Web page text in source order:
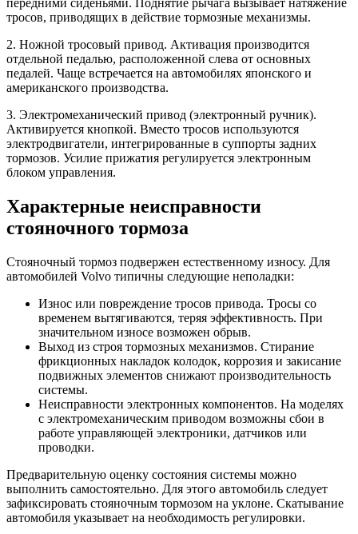
Замена свечей накаливания на дизеле Вольво
Замена сальника распредвала Вольво
Замена сальника привода Вольво
Замена ремня ГРМ Вольво
Замена распредвала автомобиля Вольво
Замена радиатора системы охлаждения Вольво
Замена прокладок свечных колодцев Вольво
Замена прокладки клапанной крышки Вольво
Замена поршневых колец двигателя Вольво
Замена поршневой группы автомобиля Вольво
Замена подушек двигателя Вольво
Замена поддона картера двигателя Вольво
Замена переднего сальника коленвала Вольво
Замена опор (подушек) двигателя Вольво
Замена ремня ГРМ Вольво
передними сиденьями. Поднятие рычага вызывает натяжение
тросов, приводящих в действие тормозные механизмы.
2. Ножной тросовый привод. Активация производится
отдельной педалью, расположенной слева от основных
педалей. Чаще встречается на автомобилях японского и
американского производства.
3. Электромеханический привод (электронный ручник).
Активируется кнопкой. Вместо тросов используются
электродвигатели, интегрированные в суппорты задних
тормозов. Усилие прижатия регулируется электронным
блоком управления.
Характерные неисправности
стояночного тормоза
Стояночный тормоз подвержен естественному износу. Для
автомобилей Volvo типичны следующие неполадки:
Износ или повреждение тросов привода. Тросы со
временем вытягиваются, теряя эффективность. При
значительном износе возможен обрыв.
Выход из строя тормозных механизмов. Стирание
фрикционных накладок колодок, коррозия и закисание
подвижных элементов снижают производительность
системы.
Неисправности электронных компонентов. На моделях
с электромеханическим приводом возможны сбои в
работе управляющей электроники, датчиков или
проводки.
Предварительную оценку состояния системы можно
выполнить самостоятельно. Для этого автомобиль следует
зафиксировать стояночным тормозом на уклоне. Скатывание
автомобиля указывает на необходимость регулировки.